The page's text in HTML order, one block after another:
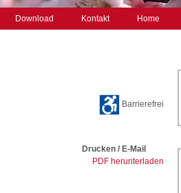
Download Kontakt Home
Barrierefrei
Drucken / E-Mail
PDF herunterladen